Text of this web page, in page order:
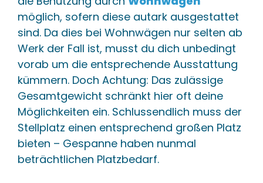
möglich, sofern diese autark ausgestattet
sind. Da dies bei Wohnwägen nur selten ab
Werk der Fall ist, musst du dich unbedingt
vorab um die entsprechende Ausstattung
kümmern. Doch Achtung: Das zulässige
Gesamtgewicht schränkt hier oft deine
Möglichkeiten ein. Schlussendlich muss der
Stellplatz einen entsprechend großen Platz
bieten – Gespanne haben nunmal
beträchtlichen Platzbedarf.